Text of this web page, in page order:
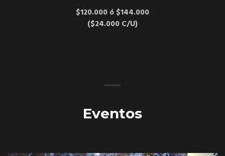
$120.000 ó $144.000
($24.000 C/U)
Eventos